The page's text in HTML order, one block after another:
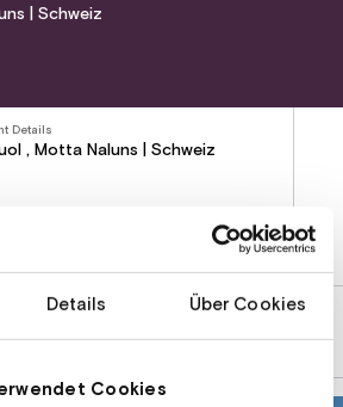
Details Über Cookies
Cookies
| Schweiz
Details
, Motta Naluns | Schweiz